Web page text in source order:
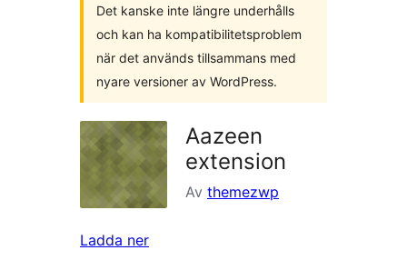
Det kanske inte längre underhålls
och kan ha kompatibilitetsproblem
när det används tillsammans med
nyare versioner av WordPress.
Aazeen
extension
Av themezwp
Ladda ner